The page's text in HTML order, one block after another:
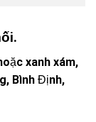
xanh xám,
Bình Định,